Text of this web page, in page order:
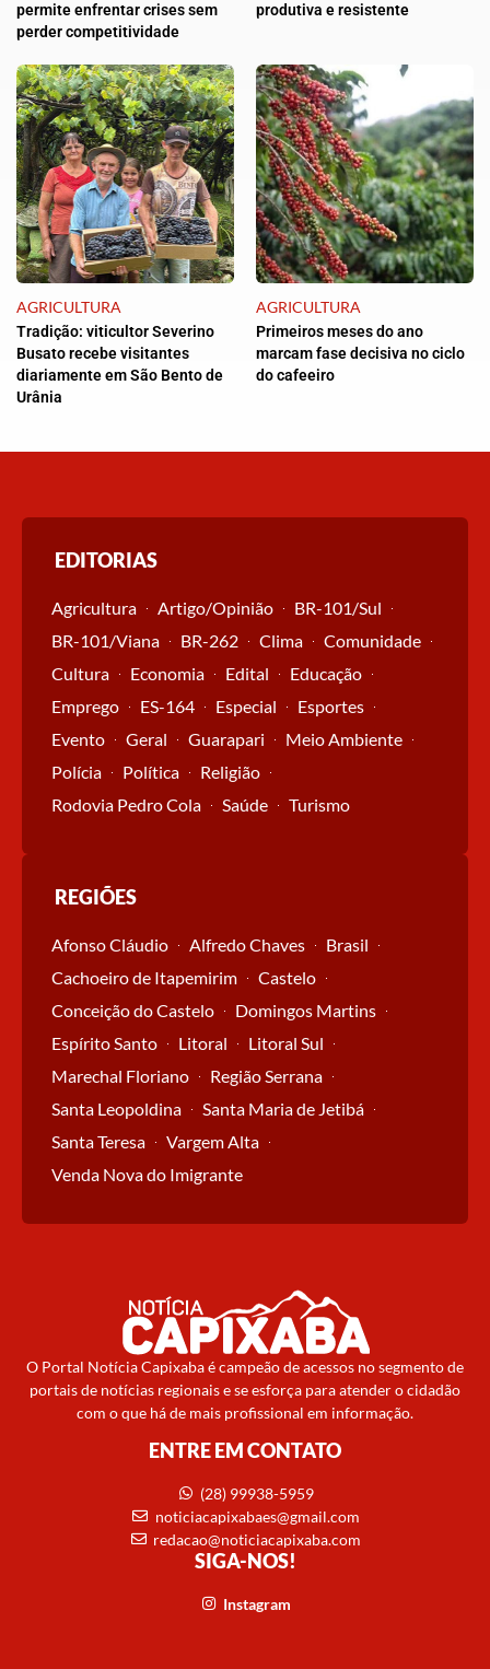
permite enfrentar crises sem
perder competitividade
produtiva e resistente
AGRICULTURA
Tradição: viticultor Severino
Busato recebe visitantes
diariamente em São Bento de
Urânia
AGRICULTURA
Primeiros meses do ano
marcam fase decisiva no ciclo
do cafeeiro
EDITORIAS
Agricultura Artigo/Opinião
BR-101/Sul
BR-101/Viana
BR-262 Clima
Comunidade
Cultura
Economia Edital
Educação
Emprego
ES-164 Especial
Esportes
Evento
Geral Guarapari
Meio Ambiente
Polícia
Política
Religião
Rodovia Pedro Cola
Saúde Turismo
REGIÕES
Afonso Cláudio Alfredo Chaves
Brasil
Cachoeiro de Itapemirim
Castelo
Conceição do Castelo
Domingos Martins
Espírito Santo
Litoral
Litoral Sul
Marechal Floriano
Região Serrana
Santa Leopoldina
Santa Maria de Jetibá
Santa Teresa
Vargem Alta
Venda Nova do Imigrante
O Portal Notícia Capixaba é campeão de acessos no segmento de
portais de notícias regionais e se esforça para atender o cidadão
com o que há de mais profissional em informação.
ENTRE EM CONTATO
(28) 99938-5959
noticiacapixabaes@gmail.com
redacao@noticiacapixaba.com
SIGA-NOS!
Instagram